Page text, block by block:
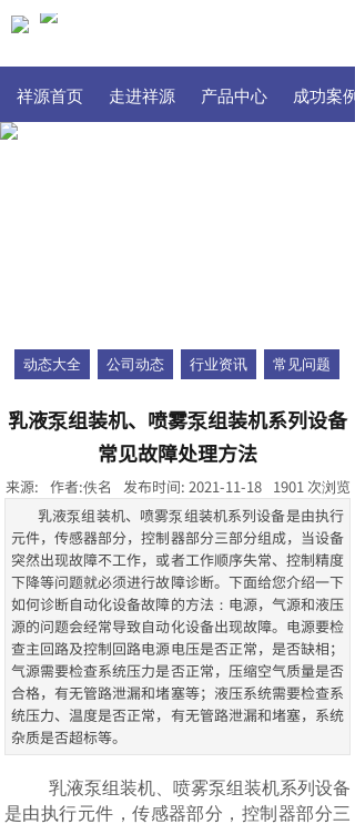
祥源首页 走进祥源 产品中心 成功案例
动态大全 公司动态 行业资讯 常见问题
乳液泵组装机、喷雾泵组装机系列设备
常见故障处理方法
来源: 作者:佚名 发布时间: 2021-11-18 1901 次浏览
乳液泵组装机、喷雾泵组装机系列设备是由执行
元件，传感器部分，控制器部分三部分组成，当设备
突然出现故障不工作，或者工作顺序失常、控制精度
下降等问题就必须进行故障诊断。下面给您介绍一下
如何诊断自动化设备故障的方法：电源，气源和液压
源的问题会经常导致自动化设备出现故障。电源要检
查主回路及控制回路电源电压是否正常，是否缺相；
气源需要检查系统压力是否正常，压缩空气质量是否
合格，有无管路泄漏和堵塞等；液压系统需要检查系
统压力、温度是否正常，有无管路泄漏和堵塞，系统
杂质是否超标等。
乳液泵组装机、喷雾泵组装机系列设备
是由执行元件，传感器部分，控制器部分三